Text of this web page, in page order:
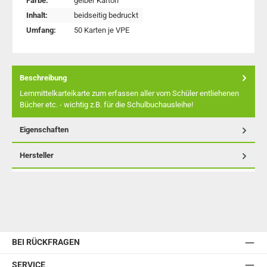
Inhalt:
beidseitig bedruckt
Umfang:
50 Karten je VPE
Beschreibung
Lernmittelkarteikarte zum erfassen aller vom Schüler entliehenen
Bücher etc. - wichtig z.B. für die Schulbuchausleihe!
Eigenschaften
Hersteller
BEI RÜCKFRAGEN
SERVICE